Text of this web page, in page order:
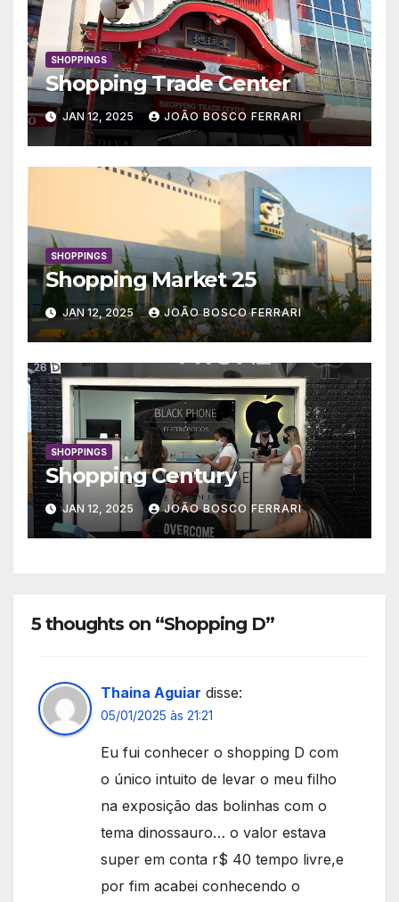
SHOPPINGS
Shopping Trade Center
JAN 12, 2025 JOÃO BOSCO FERRARI
SHOPPINGS
Shopping Market 25
JAN 12, 2025 JOÃO BOSCO FERRARI
SHOPPINGS
Shopping Century
JAN 12, 2025 JOÃO BOSCO FERRARI
5 thoughts on “Shopping D”
Thaina Aguiar disse:
05/01/2025 às 21:21
Eu fui conhecer o shopping D com
o único intuito de levar o meu filho
na exposição das bolinhas com o
tema dinossauro… o valor estava
super em conta r$ 40 tempo livre,e
por fim acabei conhecendo o